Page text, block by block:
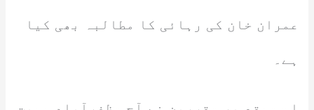
عمران خان کی رہائی کا مطالبہ بھی کیا
ہے۔